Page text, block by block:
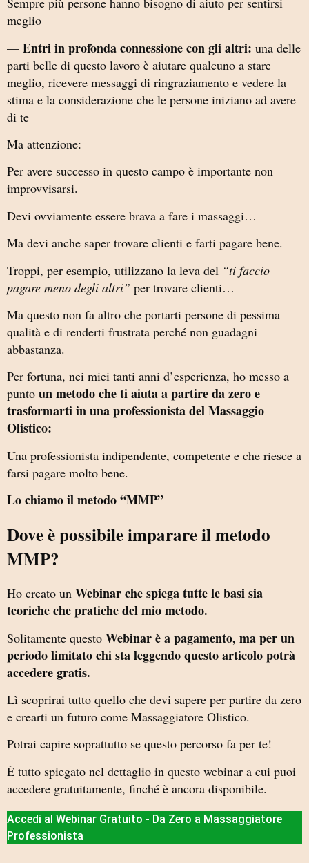
meglio
— Entri in profonda connessione con gli altri: una delle
parti belle di questo lavoro è aiutare qualcuno a stare
meglio, ricevere messaggi di ringraziamento e vedere la
stima e la considerazione che le persone iniziano ad avere
di te
Ma attenzione:
Per avere successo in questo campo è importante non
improvvisarsi.
Devi ovviamente essere brava a fare i massaggi…
Ma devi anche saper trovare clienti e farti pagare bene.
Troppi, per esempio, utilizzano la leva del “ti faccio
pagare meno degli altri” per trovare clienti…
Ma questo non fa altro che portarti persone di pessima
qualità e di renderti frustrata perché non guadagni
abbastanza.
Per fortuna, nei miei tanti anni d’esperienza, ho messo a
punto un metodo che ti aiuta a partire da zero e
trasformarti in una professionista del Massaggio
Olistico:
Una professionista indipendente, competente e che riesce a
farsi pagare molto bene.
Lo chiamo il metodo “MMP”
Dove è possibile imparare il metodo
MMP?
Ho creato un Webinar che spiega tutte le basi sia
teoriche che pratiche del mio metodo.
Solitamente questo Webinar è a pagamento, ma per un
periodo limitato chi sta leggendo questo articolo potrà
accedere gratis.
Lì scoprirai tutto quello che devi sapere per partire da zero
e crearti un futuro come Massaggiatore Olistico.
Potrai capire soprattutto se questo percorso fa per te!
È tutto spiegato nel dettaglio in questo webinar a cui puoi
accedere gratuitamente, finché è ancora disponibile.
Accedi al Webinar Gratuito - Da Zero a Massaggiatore
Professionista